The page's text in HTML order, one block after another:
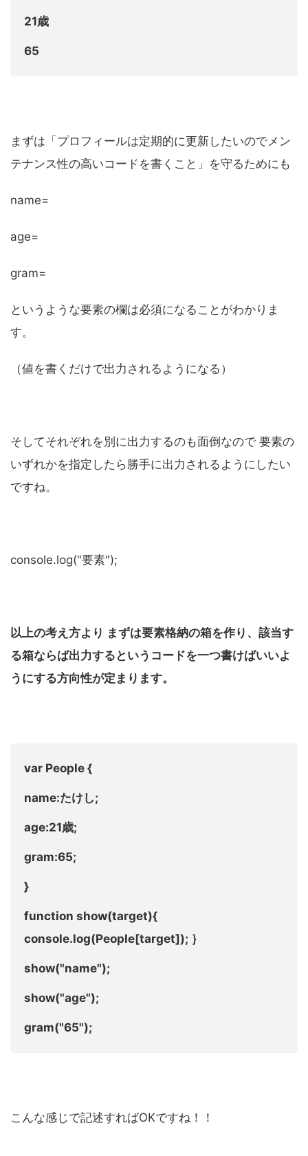
21歳
65
まずは「プロフィールは定期的に更新したいのでメン
テナンス性の高いコードを書くこと」を守るためにも
name=
age=
gram=
というような要素の欄は必須になることがわかりま
す。
（値を書くだけで出力されるようになる）
そしてそれぞれを別に出力するのも面倒なので 要素の
いずれかを指定したら勝手に出力されるようにしたい
ですね。
console.log("要素");
以上の考え方より まずは要素格納の箱を作り、該当す
る箱ならば出力するというコードを一つ書けばいいよ
うにする方向性が定まります。
var People {
name:たけし;
age:21歳;
gram:65;
}
function show(target){
console.log(People[target]); ｝
show("name");
show("age");
gram("65");
こんな感じで記述すればOKですね！！